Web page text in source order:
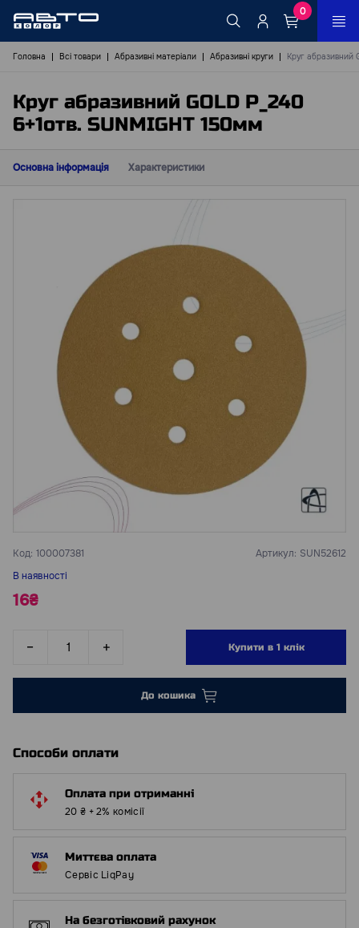
0
Головна Всі товари Абразивні матеріали Абразивні круги Круг абразивний
Круг абразивний GOLD Р_240
6+1отв. SUNMIGHT 150мм
Основна інформація Характеристики
Код: 100007381 Артикул: SUN52612
В наявності
16₴
Купити в 1 клік
До кошика
Способи оплати
Оплата при отриманні
20 ₴ + 2% комісії
Миттєва оплата
Сервіс LiqPay
На безготівковий рахунок